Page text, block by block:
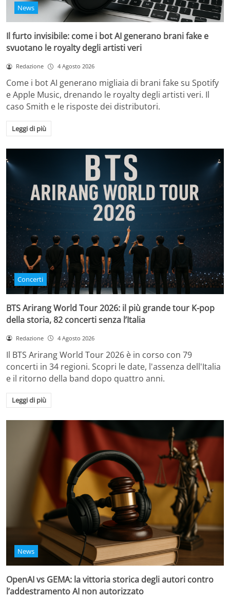
News
Il furto invisibile: come i bot AI generano brani fake e
svuotano le royalty degli artisti veri
Redazione 4 Agosto 2026
Come i bot AI generano migliaia di brani fake su Spotify
e Apple Music, drenando le royalty degli artisti veri. Il
caso Smith e le risposte dei distributori.
Leggi di più
Concerti
BTS Arirang World Tour 2026: il più grande tour K-pop
della storia, 82 concerti senza l’Italia
Redazione 4 Agosto 2026
Il BTS Arirang World Tour 2026 è in corso con 79
concerti in 34 regioni. Scopri le date, l'assenza dell'Italia
e il ritorno della band dopo quattro anni.
Leggi di più
News
OpenAI vs GEMA: la vittoria storica degli autori contro
l’addestramento AI non autorizzato